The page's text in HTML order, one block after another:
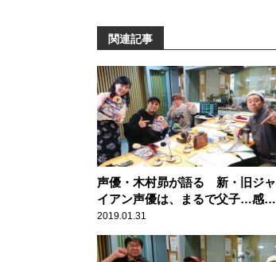
関連記事
声優・木村昴が語る 新・旧ジャ
イアン声優は、まるで父子…感動
ストーリー
2019.01.31